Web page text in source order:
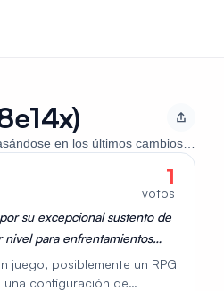
en los últimos cambios
1
votos
su excepcional sustento de
para enfrentamientos
juego, posiblemente un RPG
configuración de